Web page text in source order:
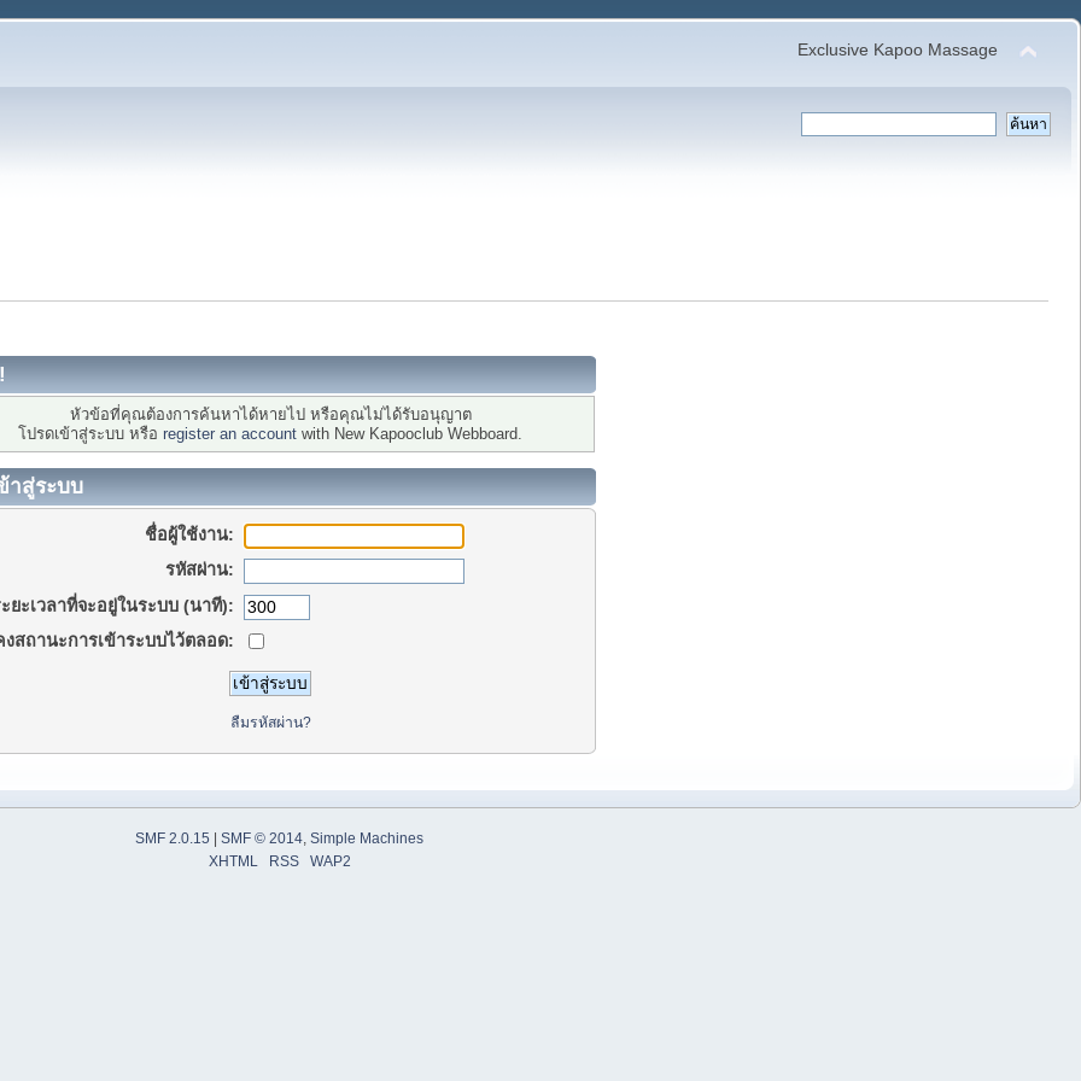
Exclusive Kapoo Massage
หัวข้อที่คุณต้องการค้นหาได้หายไป หรือคุณไม่ได้รับอนุญาต
โปรดเข้าสู่ระบบ หรือ register an account with New Kapooclub Webboard.
าสู่ระบบ
ชื่อผู้ใช้งาน:
รหัสผ่าน:
ยะเวลาที่จะอยู่ในระบบ (นาที):
งสถานะการเข้าระบบไว้ตลอด:
ลืมรหัสผ่าน?
SMF 2.0.15 SMF © 2014 Simple Machines
XHTML
RSS WAP2